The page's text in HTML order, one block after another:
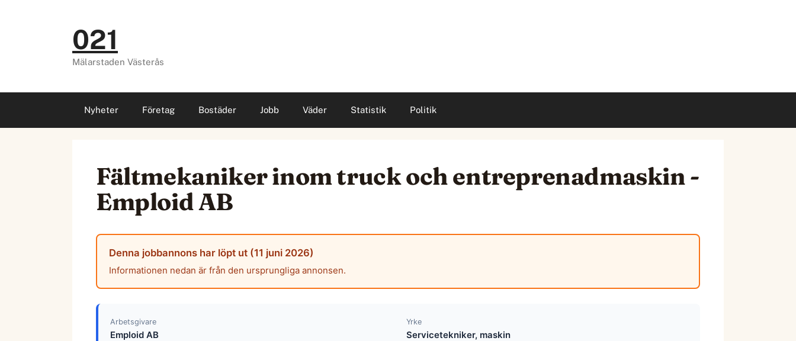
021
Mälarstaden Västerås
Nyheter Företag Bostäder Jobb Väder Statistik Politik
Fältmekaniker inom truck och entreprenadmaskin -
Emploid AB
Denna jobbannons har löpt ut (11 juni 2026)
Informationen nedan är från den ursprungliga annonsen.
Arbetsgivare
Emploid AB
Yrke
Servicetekniker, maskin